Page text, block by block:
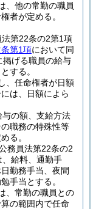
、他の常勤の職員
者が定める。
第22条の2第1項
条第1項において同
げる職員の給与
する。
、任命権者が日額
は、日額によら
与の額、支給方法
職務の特殊性等
る。
務員法第22条の2
給料、通勤手
勤務手当、夜間
手当とする。
、常勤の職員との
の範囲内で任命